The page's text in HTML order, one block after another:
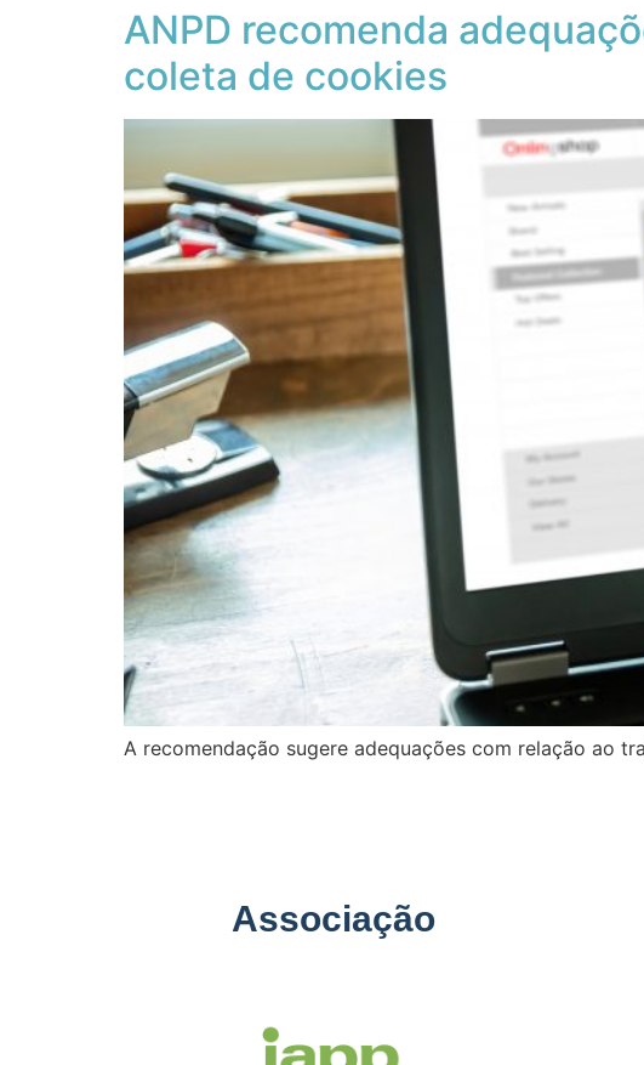
ANPD recomenda
coleta de cookies
A recomendação sugere adequações com relação ao
Associação